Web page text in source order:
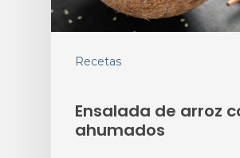
Recetas
Ensalada de arroz
ahumados